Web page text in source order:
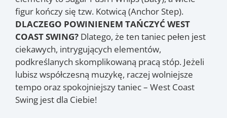
figur kończy się tzw. Kotwicą (Anchor Step).
DLACZEGO POWINIENEM TAŃCZYĆ WEST
COAST SWING? Dlatego, że ten taniec pełen jest
ciekawych, intrygujących elementów,
podkreślanych skomplikowaną pracą stóp. Jeżeli
lubisz współczesną muzykę, raczej wolniejsze
tempo oraz spokojniejszy taniec – West Coast
Swing jest dla Ciebie!